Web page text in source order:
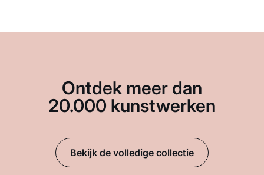
Ontdek meer dan
20.000 kunstwerken
Bekijk de volledige collectie